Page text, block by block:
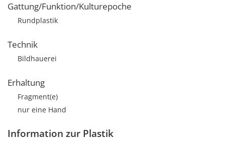
Gattung/Funktion/Kulturepoche
Rundplastik
Technik
Bildhauerei
Erhaltung
Fragment(e)
nur eine Hand
Information zur Plastik